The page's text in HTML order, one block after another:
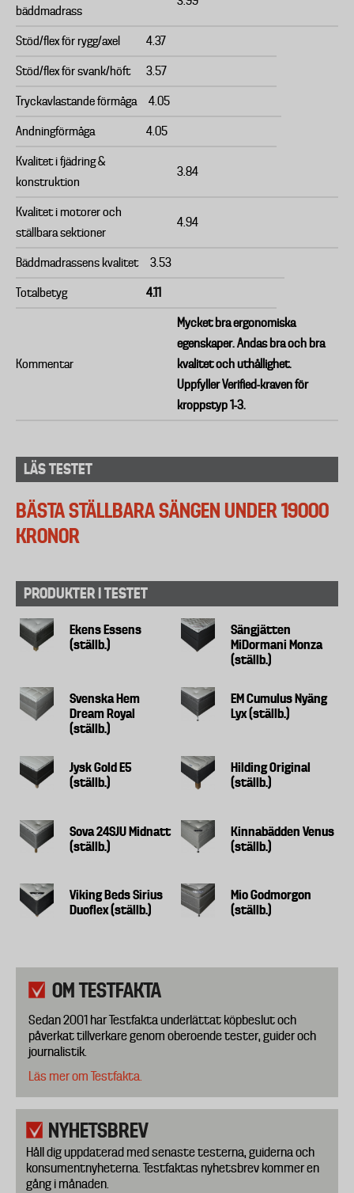
bäddmadrass
Stöd/flex för rygg/axel 4.37
Stöd/flex för svank/höft 3.57
Tryckavlastande förmåga 4.05
Andningförmåga 4.05
Kvalitet i fjädring &
konstruktion
3.84
Kvalitet i motorer och
ställbara sektioner
4.94
Bäddmadrassens kvalitet 3.53
Totalbetyg 4.11
Kommentar
Mycket bra ergonomiska
egenskaper. Andas bra och bra
kvalitet och uthållighet.
Uppfyller Verified-kraven för
kroppstyp 1-3.
LÄS TESTET
BÄSTA STÄLLBARA SÄNGEN UNDER 19000
KRONOR
PRODUKTER I TESTET
Ekens Essens
(ställb.)
Sängjätten
MiDormani Monza
(ställb.)
Svenska Hem
Dream Royal
(ställb.)
EM Cumulus Nyäng
Lyx (ställb.)
Jysk Gold E5
(ställb.)
Hilding Original
(ställb.)
Sova 24SJU Midnatt
(ställb.)
Kinnabädden Venus
(ställb.)
Viking Beds Sirius
Duoflex (ställb.)
Mio Godmorgon
(ställb.)
OM TESTFAKTA
Sedan 2001 har Testfakta underlättat köpbeslut och
påverkat tillverkare genom oberoende tester, guider och
journalistik.
Läs mer om Testfakta.
NYHETSBREV
Håll dig uppdaterad med senaste testerna, guiderna och
konsumentnyheterna. Testfaktas nyhetsbrev kommer en
gång i månaden.